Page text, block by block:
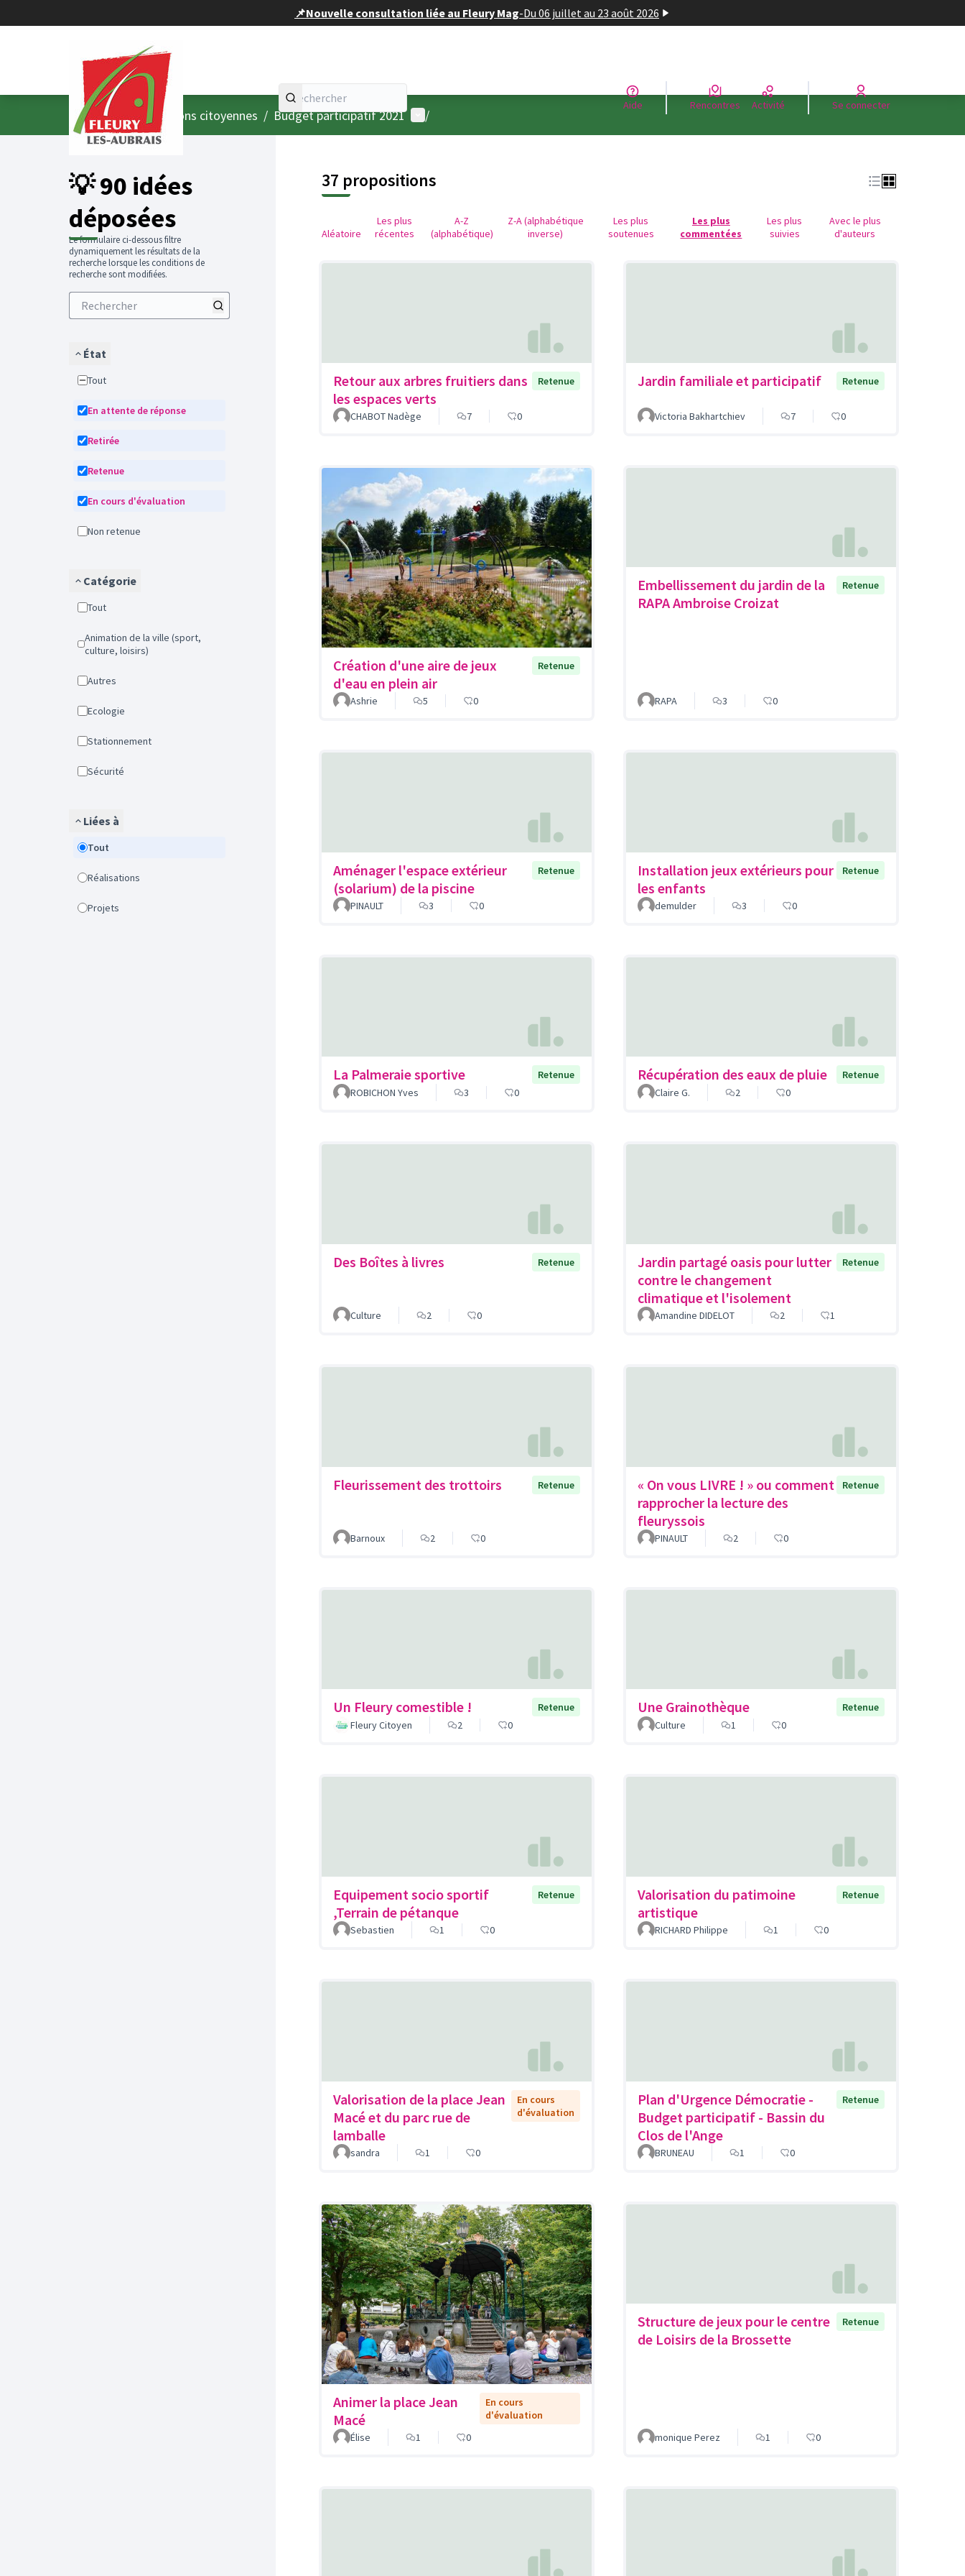
📌Nouvelle consultation liée au Fleury Mag-Du 06 juillet au 23 août 2026
Aide Rencontres Activité Se connecter
AccueilMenu principal
/ Consultations citoyennes / Budget participatif 2021 Menu utilisateur
/
💡 90 idées
déposées
Le formulaire ci-dessous filtre
dynamiquement les résultats de la
recherche lorsque les conditions de
recherche sont modifiées.
État
Tout
En attente de réponse
Retirée
Retenue
En cours d'évaluation
Non retenue
Catégorie
Tout
Animation de la ville (sport,
culture, loisirs)
Autres
Ecologie
Stationnement
Sécurité
Liées à
Tout
Réalisations
Projets
37 propositions
Aléatoire
Les plus
récentes
A-Z
(alphabétique)
Z-A (alphabétique
inverse)
Les plus
soutenues
Les plus
commentées
Les plus
suivies
Avec le plus
d'auteurs
Retour aux arbres fruitiers dans
les espaces verts
Retenue
CHABOT Nadège 7 0
Jardin familiale et participatif Retenue
Victoria Bakhartchiev 7 0
Création d'une aire de jeux
d'eau en plein air
Retenue
Ashrie 5 0
Embellissement du jardin de la
RAPA Ambroise Croizat
Retenue
RAPA 3 0
Aménager l'espace extérieur
(solarium) de la piscine
Retenue
PINAULT 3 0
Installation jeux extérieurs pour
les enfants
Retenue
demulder 3 0
La Palmeraie sportive
Retenue
ROBICHON Yves
3 0
Récupération des eaux de pluie
Retenue
Claire G.
2 0
Des Boîtes à livres Retenue
Culture 2 0
Jardin partagé oasis pour lutter
contre le changement
climatique et l'isolement
Retenue
Amandine DIDELOT 2 1
Fleurissement des trottoirs Retenue
Barnoux 2 0
« On vous LIVRE ! » ou comment
rapprocher la lecture des
fleuryssois
Retenue
PINAULT 2 0
Un Fleury comestible !
Retenue
Fleury Citoyen
2 0
Une Grainothèque
Retenue
Culture
1 0
Equipement socio sportif
,Terrain de pétanque
Retenue
Sebastien 1 0
Valorisation du patimoine
artistique
Retenue
RICHARD Philippe 1 0
Valorisation de la place Jean
Macé et du parc rue de
lamballe
En cours
d'évaluation
sandra 1 0
Plan d'Urgence Démocratie -
Budget participatif - Bassin du
Clos de l'Ange
Retenue
BRUNEAU 1 0
Animer la place Jean
Macé
En cours
d'évaluation
Élise
1 0
Structure de jeux pour le centre
de Loisirs de la Brossette
Retenue
monique Perez 1 0